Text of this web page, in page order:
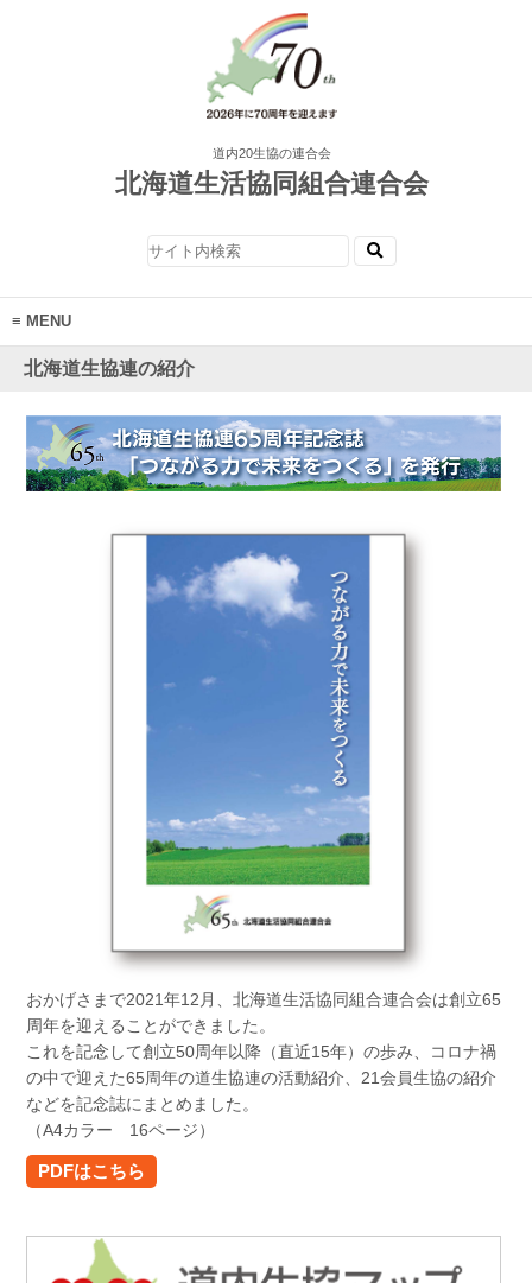
道内20生協の連合会
北海道生活協同組合連合会
MENU
北海道生協連の紹介
おかげさまで2021年12月、北海道生活協同組合連合会は創立65
周年を迎えることができました。
これを記念して創立50周年以降（直近15年）の歩み、コロナ禍
の中で迎えた65周年の道生協連の活動紹介、21会員生協の紹介
などを記念誌にまとめました。
（A4カラー 16ページ）
PDFはこちら